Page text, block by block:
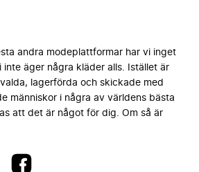
andra modeplattformar har vi inget
inte äger några kläder alls. Istället är
lagerförda och skickade med
människor i några av världens bästa
att det är något för dig. Om så är